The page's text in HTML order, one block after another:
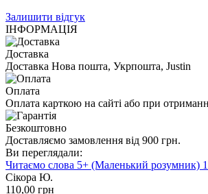
Залишити відгук
ІНФОРМАЦІЯ
Доставка
Доставка Нова пошта, Укрпошта, Justin
Оплата
Оплата карткою на сайті або при
Безкоштовно
Доставляємо замовлення від 900 грн.
Ви переглядали:
Читаємо слова 5+ (Маленький розумник)
Сікора Ю.
110,00 грн